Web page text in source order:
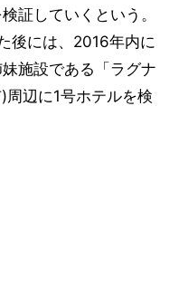
証していくという。
後には、2016年内に
施設である「ラグナ
辺に1号ホテルを検